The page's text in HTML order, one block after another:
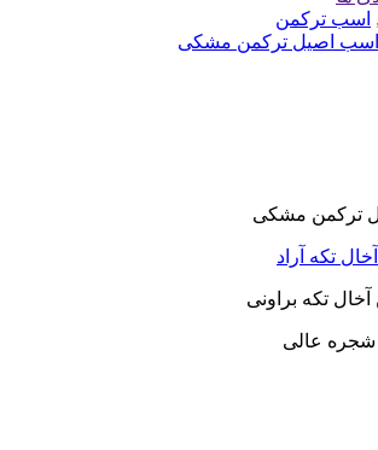
, اسب ترکمن
اسب اصیل ترکمن مشکی
ترکمن مشکی
تکه آراد
تکه براونی